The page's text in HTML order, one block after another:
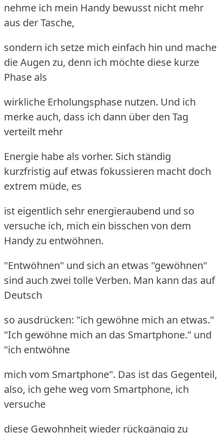
nehme ich mein Handy bewusst nicht mehr
aus der Tasche,
sondern ich setze mich einfach hin und mache
die Augen zu, denn ich möchte diese kurze
Phase als
wirkliche Erholungsphase nutzen. Und ich
merke auch, dass ich dann über den Tag
verteilt mehr
Energie habe als vorher. Sich ständig
kurzfristig auf etwas fokussieren macht doch
extrem müde, es
ist eigentlich sehr energieraubend und so
versuche ich, mich ein bisschen von dem
Handy zu entwöhnen.
"Entwöhnen" und sich an etwas "gewöhnen"
sind auch zwei tolle Verben. Man kann das auf
Deutsch
so ausdrücken: "ich gewöhne mich an etwas."
"Ich gewöhne mich an das Smartphone." und
"ich entwöhne
mich vom Smartphone". Das ist das Gegenteil,
also, ich gehe weg vom Smartphone, ich
versuche
diese Gewohnheit wieder rückgängig zu